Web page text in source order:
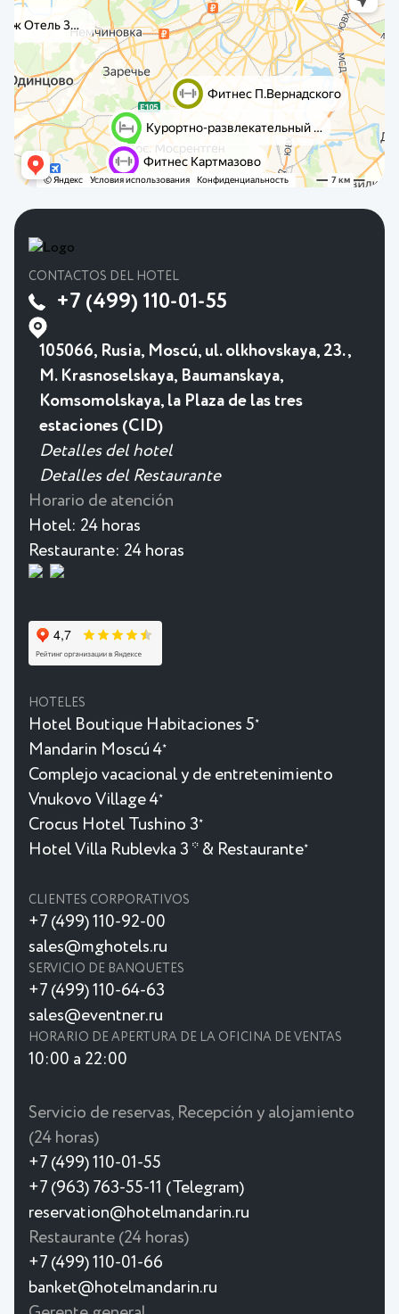
CONTACTOS DEL HOTEL
+7 (499) 110-01-55
105066, Rusia, Moscú, ul. olkhovskaya, 23.,
M. Krasnoselskaya, Baumanskaya,
Komsomolskaya, la Plaza de las tres
estaciones (CID)
Detalles del hotel
Detalles del Restaurante
Horario de atención
Hotel: 24 horas
Restaurante: 24 horas
HOTELES
Hotel Boutique Habitaciones 5★
Mandarin Moscú 4★
Complejo vacacional y de entretenimiento
Vnukovo Village 4★
Crocus Hotel Tushino 3★
Hotel Villa Rublevka 3 * & Restaurante★
CLIENTES CORPORATIVOS
+7 (499) 110-92-00
sales@mghotels.ru
SERVICIO DE BANQUETES
+7 (499) 110-64-63
sales@eventner.ru
HORARIO DE APERTURA DE LA OFICINA DE VENTAS
10:00 a 22:00
Servicio de reservas, Recepción y alojamiento
(24 horas)
+7 (499) 110-01-55
+7 (963) 763-55-11 (Telegram)
reservation@hotelmandarin.ru
Restaurante (24 horas)
+7 (499) 110-01-66
banket@hotelmandarin.ru